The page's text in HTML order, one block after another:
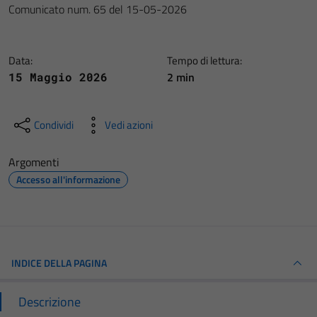
Comunicato num. 65 del 15-05-2026
Data:
15 Maggio 2026
Tempo di lettura:
2 min
Condividi Vedi azioni
Argomenti
Accesso all'informazione
INDICE DELLA PAGINA
Descrizione